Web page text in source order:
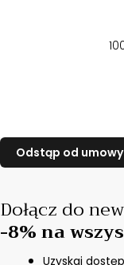
Dołącz do
-8% na
Uzyskaj